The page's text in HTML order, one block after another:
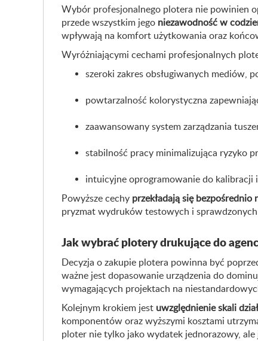
Wybór profesjonalnego plotera nie powinien
przede wszystkim jego niezawodność w
wpływają na komfort użytkowania oraz
Wyróżniającymi cechami profesjonalnych
szeroki zakres obsługiwanych mediów,
powtarzalność kolorystyczna
zaawansowany system zarządzania
stabilność pracy minimalizująca ryzyko
intuicyjne oprogramowanie do
Powyższe cechy przekładają się
pryzmat wydruków testowych i
Jak wybrać plotery drukujące do
Decyzja o zakupie plotera powinna być
ważne jest dopasowanie urządzenia do
wymagających projektach na
Kolejnym krokiem jest uwzględnienie skali
komponentów oraz wyższymi kosztami
ploter nie tylko jako wydatek jednorazowy,